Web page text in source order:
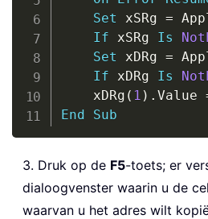
Set xSRg =
If xSRg Is
Set xDRg =
If xDRg Is
    xDRg
( 1 ) . Value
End
Sub
3. Druk op de F5-toets; er
dialoogvenster waarin u de
waarvan u het adres wilt